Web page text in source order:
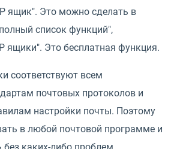
ящик". Это можно сделать в
список функций",
ящики". Это бесплатная функция.
соответствуют всем
почтовых протоколов и
настройки почты. Поэтому
в любой почтовой программе и